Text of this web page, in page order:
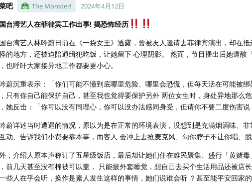
吧 The Monster! 2024年4月12日
台湾艺人在菲律宾工作出事! 揭恐怖经历
台湾艺人林吟蔚日前在《一袋女王》透露，曾被友人邀请去菲律宾演出，却在
的地方，还被迫陪通缉犯吃饭，让她留下 心理阴影。 然而，节目播出后她遭酸
也呼吁大家接异地工作都要更小心。
蔚沉重表示：「你们可能不懂到底哪里危险、哪里会恐慌，但每天活在可能被
只有你自己能保护自己，甚至我也觉得要保护另外 两位女生时，身处异地那么
她反击：「你可以没有同理心，你可以没办法感同身受，但请你不要二度伤害说
蔚详述当时遭遇的情况，原以为是在正常的环境表演，没想到是充满烟酒味、
动、告诉我们小费要靠本事，而客人 会冲上去抢麦克风、勾你脖子不让你唱、
，介绍人原本声称订了五星级饭店，最后却让她们住在难民聚集、盛行「黄赌
前几天甚至没有棉被可以盖， 只能披外套睡觉，想自己去买个生活用品还被店
些人在乎会听，换作是素人发生这样的事情，她们说谁会听 ？甚至能平安回家